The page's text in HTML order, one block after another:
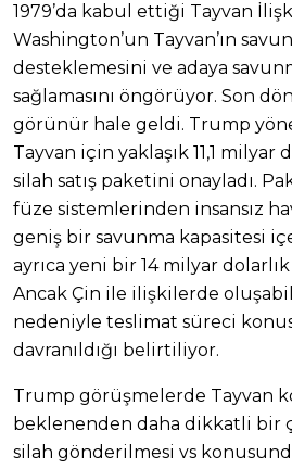
1979’da kabul ettiği Tayvan
Washington’un Tayvan’ın
desteklemesini ve adaya
sağlamasını öngörüyor. Son
görünür hale geldi. Trump
Tayvan için yaklaşık 11,1
silah satış paketini onayladı.
füze sistemlerinden insansız
geniş bir savunma kapasitesi
ayrıca yeni bir 14 milyar
Ancak Çin ile ilişkilerde
nedeniyle teslimat süreci
davranıldığı belirtiliyor.
Trump görüşmelerde Tayvan
beklenenden daha dikkatli bir
silah gönderilmesi vs